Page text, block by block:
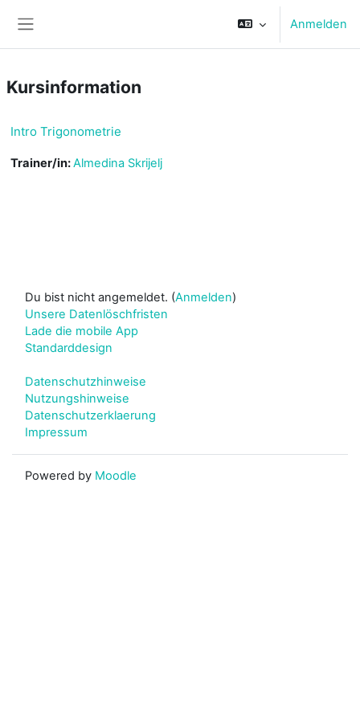
Anmelden
Kursinformation
Intro Trigonometrie
Trainer/in:Almedina Skrijelj
Du bist nicht angemeldet. (Anmelden)
Unsere Datenlöschfristen
Lade die mobile App
Standarddesign
Datenschutzhinweise
Nutzungshinweise
Datenschutzerklaerung
Impressum
Powered by Moodle